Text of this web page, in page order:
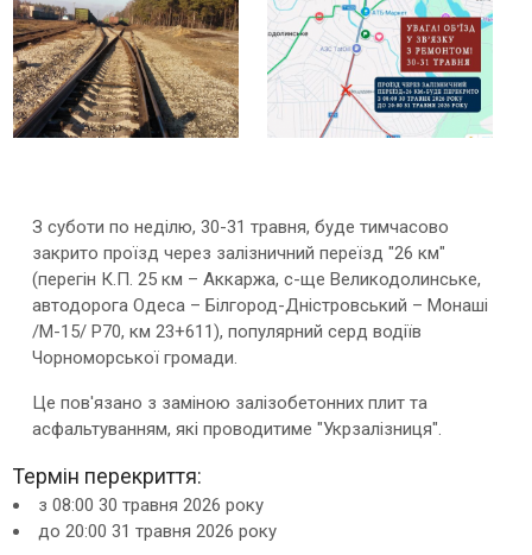
З суботи по неділю, 30-31 травня, буде тимчасово
закрито проїзд через залізничний переїзд "26 км"
(перегін К.П. 25 км – Аккаржа, с-ще Великодолинське,
автодорога Одеса – Білгород-Дністровський – Монаші
/М-15/ Р70, км 23+611), популярний серд водіїв
Чорноморської громади.
Це пов'язано з заміною залізобетонних плит та
асфальтуванням, які проводитиме "Укрзалізниця".
Термін перекриття:
з 08:00 30 травня 2026 року
до 20:00 31 травня 2026 року